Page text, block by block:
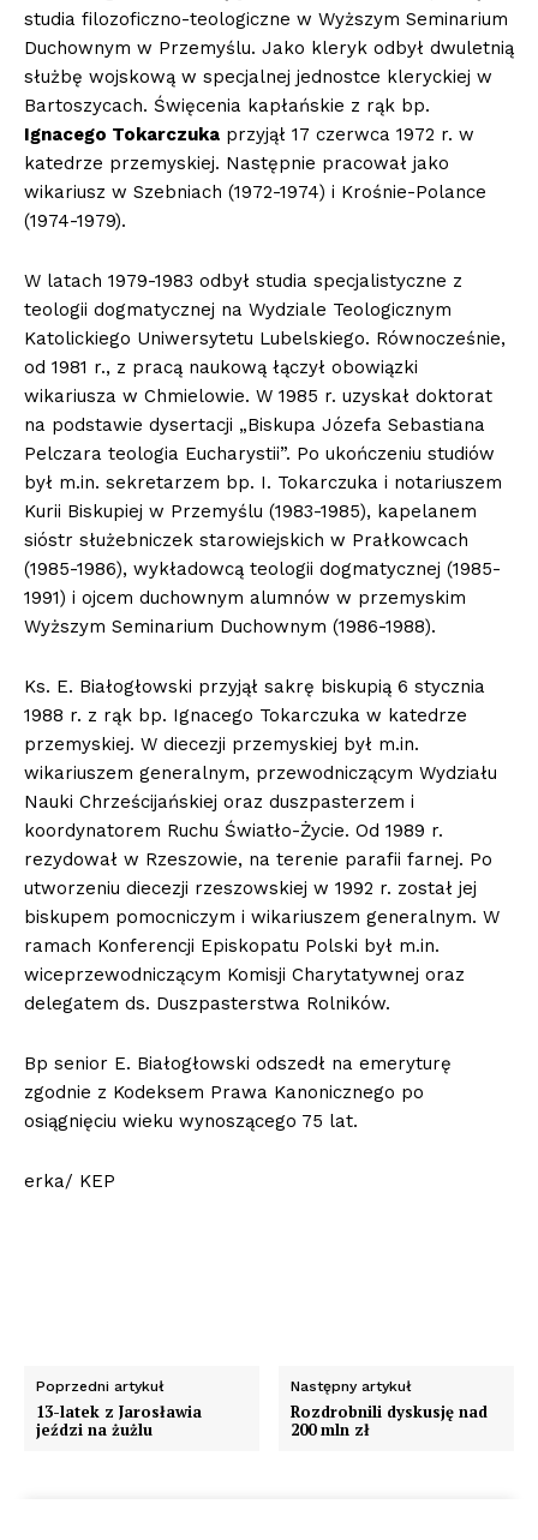
studia filozoficzno-teologiczne w Wyższym Seminarium
Duchownym w Przemyślu. Jako kleryk odbył dwuletnią
służbę wojskową w specjalnej jednostce kleryckiej w
Bartoszycach. Święcenia kapłańskie z rąk bp.
Ignacego Tokarczuka przyjął 17 czerwca 1972 r. w
katedrze przemyskiej. Następnie pracował jako
wikariusz w Szebniach (1972-1974) i Krośnie-Polance
(1974-1979).
W latach 1979-1983 odbył studia specjalistyczne z
teologii dogmatycznej na Wydziale Teologicznym
Katolickiego Uniwersytetu Lubelskiego. Równocześnie,
od 1981 r., z pracą naukową łączył obowiązki
wikariusza w Chmielowie. W 1985 r. uzyskał doktorat
na podstawie dysertacji „Biskupa Józefa Sebastiana
Pelczara teologia Eucharystii”. Po ukończeniu studiów
był m.in. sekretarzem bp. I. Tokarczuka i notariuszem
Kurii Biskupiej w Przemyślu (1983-1985), kapelanem
sióstr służebniczek starowiejskich w Prałkowcach
(1985-1986), wykładowcą teologii dogmatycznej (1985-
1991) i ojcem duchownym alumnów w przemyskim
Wyższym Seminarium Duchownym (1986-1988).
Ks. E. Białogłowski przyjął sakrę biskupią 6 stycznia
1988 r. z rąk bp. Ignacego Tokarczuka w katedrze
przemyskiej. W diecezji przemyskiej był m.in.
wikariuszem generalnym, przewodniczącym Wydziału
Nauki Chrześcijańskiej oraz duszpasterzem i
koordynatorem Ruchu Światło-Życie. Od 1989 r.
rezydował w Rzeszowie, na terenie parafii farnej. Po
utworzeniu diecezji rzeszowskiej w 1992 r. został jej
biskupem pomocniczym i wikariuszem generalnym. W
ramach Konferencji Episkopatu Polski był m.in.
wiceprzewodniczącym Komisji Charytatywnej oraz
delegatem ds. Duszpasterstwa Rolników.
Bp senior E. Białogłowski odszedł na emeryturę
zgodnie z Kodeksem Prawa Kanonicznego po
osiągnięciu wieku wynoszącego 75 lat.
erka/ KEP
Poprzedni artykuł
13-latek z Jarosławia
jeździ na żużlu
Następny artykuł
Rozdrobnili dyskusję nad
200 mln zł